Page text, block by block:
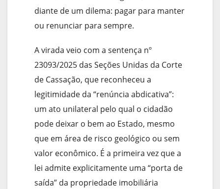
diante de um dilema: pagar para manter
ou renunciar para sempre.
A virada veio com a sentença nº
23093/2025 das Seções Unidas da Corte
de Cassação, que reconheceu a
legitimidade da “renúncia abdicativa”:
um ato unilateral pelo qual o cidadão
pode deixar o bem ao Estado, mesmo
que em área de risco geológico ou sem
valor econômico. É a primeira vez que a
lei admite explicitamente uma “porta de
saída” da propriedade imobiliária